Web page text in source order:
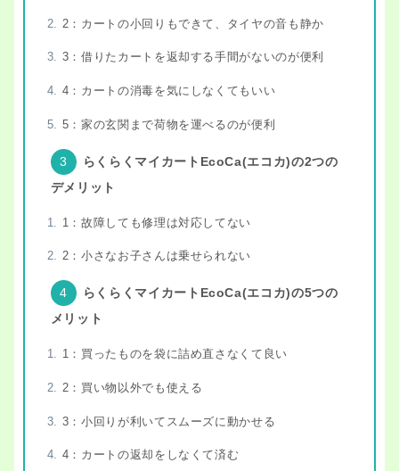
2：カートの小回りもできて、タイヤの音も静か
3：借りたカートを返却する手間がないのが便利
4：カートの消毒を気にしなくてもいい
5：家の玄関まで荷物を運べるのが便利
らくらくマイカートEcoCa(エコカ)の2つの
デメリット
1：故障しても修理は対応してない
2：小さなお子さんは乗せられない
らくらくマイカートEcoCa(エコカ)の5つの
メリット
1：買ったものを袋に詰め直さなくて良い
2：買い物以外でも使える
3：小回りが利いてスムーズに動かせる
4：カートの返却をしなくて済む